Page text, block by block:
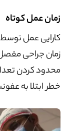
زمان عمل کوتاه
کارایی عمل
زمان جراحی
محدود کردن
خطر ابتلا به